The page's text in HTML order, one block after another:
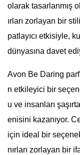
olarak tasarlanmış
ırları zorlayan bir
patlayıcı etkisiyle,
dünyasına davet
Avon Be Daring
n etkileyici bir
u ve insanları
enisini kazanıyor.
için ideal bir
nırları zorlayan bir